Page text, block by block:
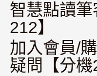
智慧點讀
212】
加入會員/
疑問【分機